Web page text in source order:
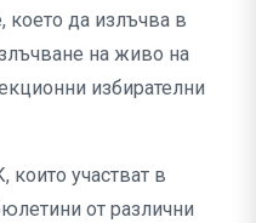
да излъчва в
на живо на
избирателни
участват в
от различни